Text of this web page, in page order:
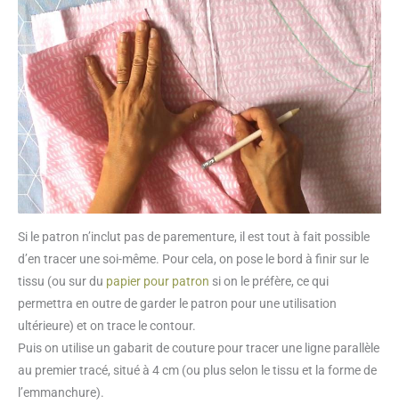
Si le patron n’inclut pas de parementure, il est tout à fait possible
d’en tracer une soi-même. Pour cela, on pose le bord à finir sur le
tissu (ou sur du papier pour patron si on le préfère, ce qui
permettra en outre de garder le patron pour une utilisation
ultérieure) et on trace le contour.
Puis on utilise un gabarit de couture pour tracer une ligne parallèle
au premier tracé, situé à 4 cm (ou plus selon le tissu et la forme de
l’emmanchure).